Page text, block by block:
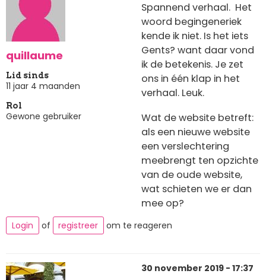
quillaume
Lid sinds
11 jaar 4 maanden
Rol
Gewone gebruiker
Spannend verhaal. Het
woord begingeneriek
kende ik niet. Is het iets
Gents? want daar vond
ik de betekenis. Je zet
ons in één klap in het
verhaal. Leuk.
Wat de website betreft:
als een nieuwe website
een verslechtering
meebrengt ten opzichte
van de oude website,
wat schieten we er dan
mee op?
Login of registreer om te reageren
30 november 2019 - 17:37